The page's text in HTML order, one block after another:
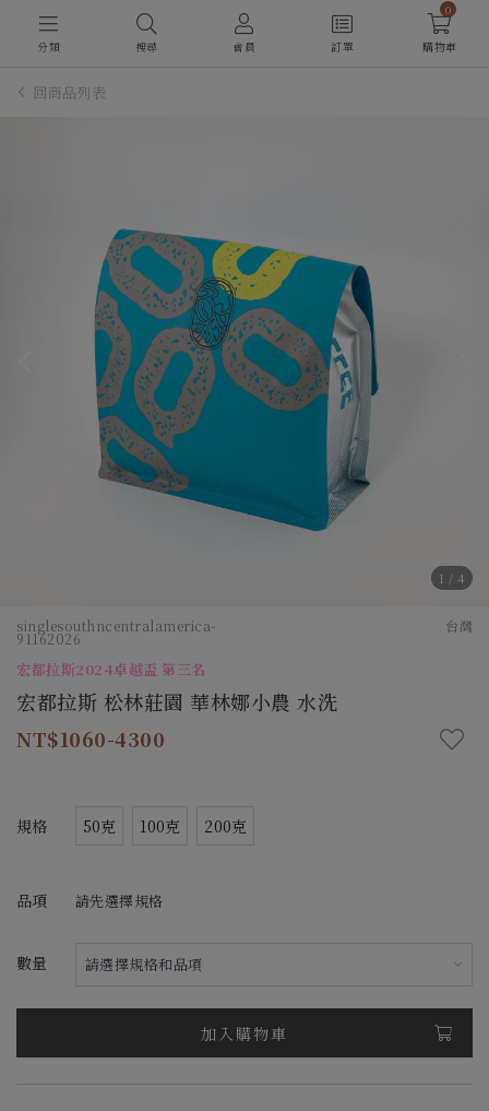
分類 搜尋 會員 訂單
0
購物車
回商品列表
1 / 4
singlesouthncentralamerica-
91162026
台灣
宏都拉斯2024卓越盃 第三名
宏都拉斯 松林莊園 華林娜小農 水洗
1060-4300
規格 50克 100克 200克
品項 請先選擇規格
數量
加入購物車